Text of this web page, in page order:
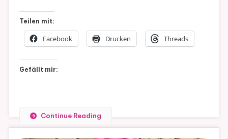
Teilen mit:
Facebook Drucken Threads
Gefällt mir:
Continue Reading